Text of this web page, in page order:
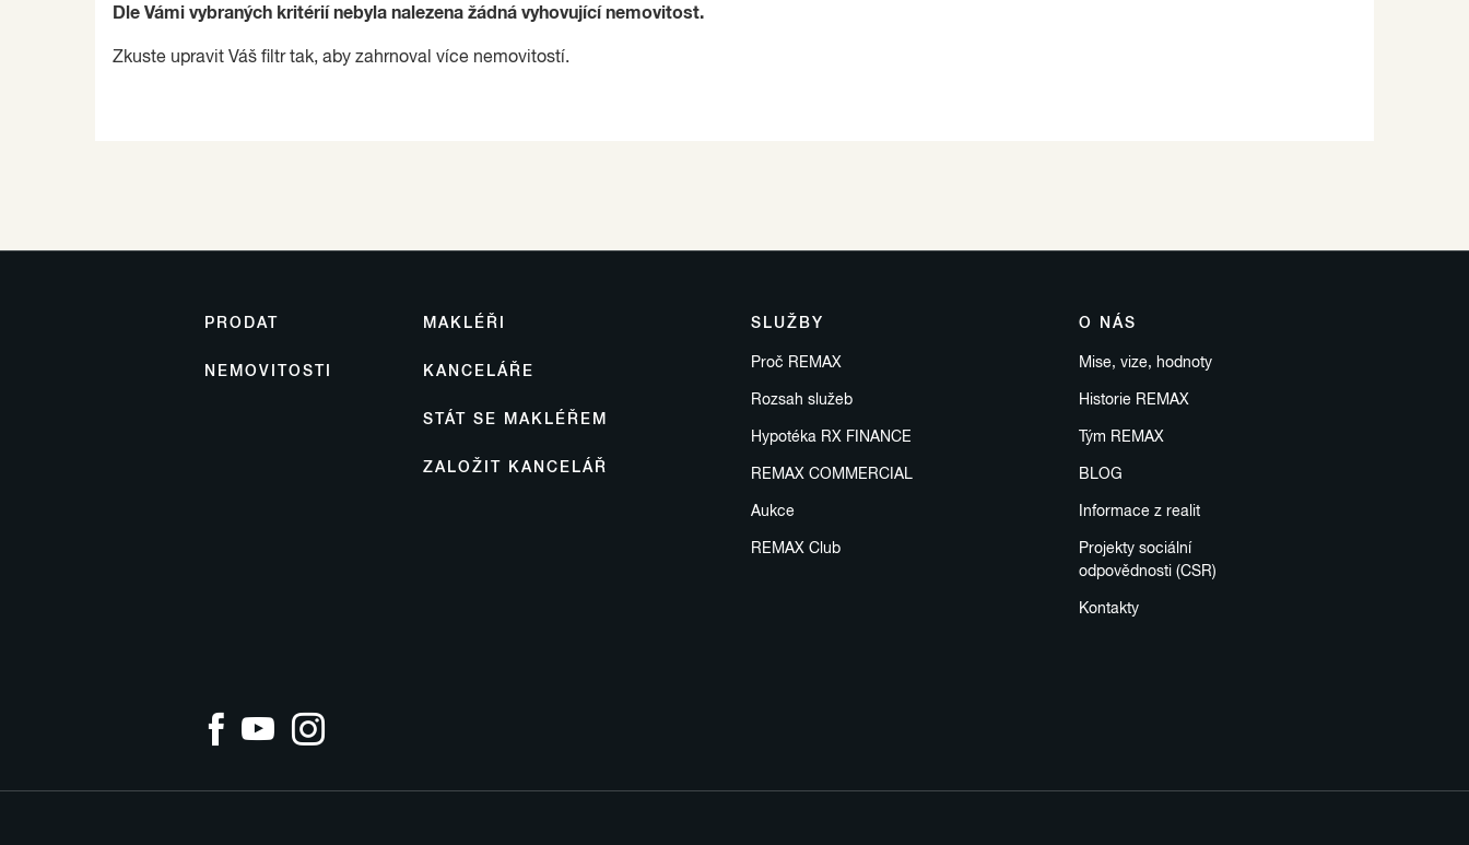
Dle Vámi vybraných kritérií nebyla nalezena žádná vyhovující nemovitost.
Zkuste upravit Váš filtr tak, aby zahrnoval více nemovitostí.
PRODAT
NEMOVITOSTI
SLUŽBY
Proč REMAX
Rozsah služeb
Hypotéka RX FINANCE
REMAX COMMERCIAL
Aukce
REMAX Club
MAKLÉŘI
KANCELÁŘE
STÁT SE MAKLÉŘEM
ZALOŽIT KANCELÁŘ
O NÁS
Mise, vize, hodnoty
Historie REMAX
Tým REMAX
BLOG
Informace z realit
Projekty sociální
odpovědnosti (CSR)
Kontakty